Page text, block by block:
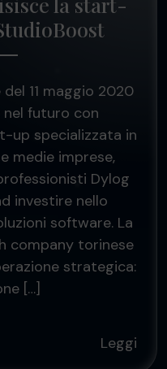
11 maggio 2020
futuro con
up specializzata in
medie imprese,
Dylog
investire nello
software. La
company torinese
strategica:
[…]
Leggi